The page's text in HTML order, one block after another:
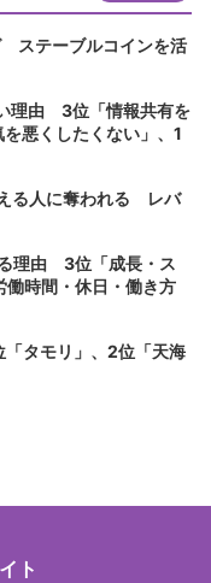
ステーブルコインを活
理由 3位「情報共有を
悪くしたくない」、1
る人に奪われる レバ
理由 3位「成長・ス
働時間・休日・働き方
タモリ」、2位「天海
ト